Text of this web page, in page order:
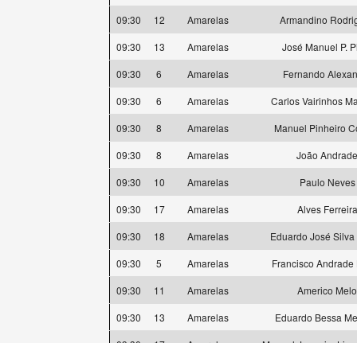
09:30
12 Amarelas
Armandino
09:30
13 Amarelas
José Manuel P.
09:30
6 Amarelas
Fernando
09:30
6 Amarelas
Carlos Vairinhos
09:30
8 Amarelas
Manuel Pinheiro
09:30
8 Amarelas
João Andrade
09:30
10 Amarelas
Paulo Neves
09:30
17 Amarelas
Alves Ferreira
09:30
18 Amarelas
Eduardo José Silva
09:30
5 Amarelas
Francisco Andrade
09:30
11 Amarelas
Americo Melo
09:30
13 Amarelas
Eduardo Bessa